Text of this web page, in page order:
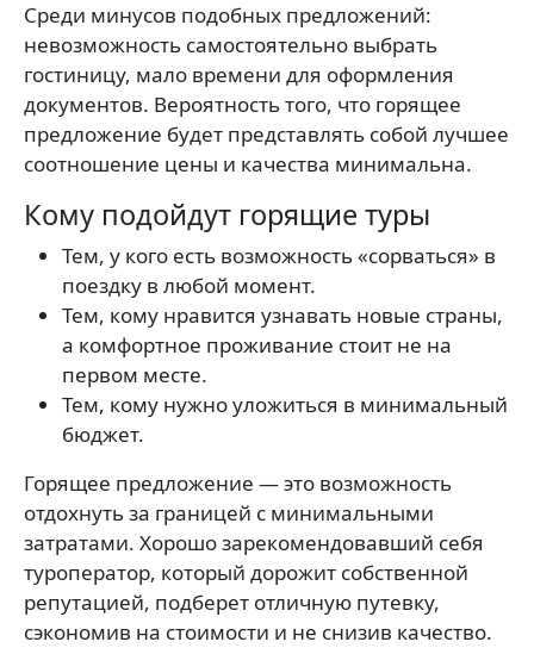
Среди минусов подобных предложений:
невозможность самостоятельно выбрать
гостиницу, мало времени для оформления
документов. Вероятность того, что горящее
предложение будет представлять собой лучшее
соотношение цены и качества минимальна.
Кому подойдут горящие туры
Тем, у кого есть возможность «сорваться» в
поездку в любой момент.
Тем, кому нравится узнавать новые страны,
а комфортное проживание стоит не на
первом месте.
Тем, кому нужно уложиться в минимальный
бюджет.
Горящее предложение — это возможность
отдохнуть за границей с минимальными
затратами. Хорошо зарекомендовавший себя
туроператор, который дорожит собственной
репутацией, подберет отличную путевку,
сэкономив на стоимости и не снизив качество.